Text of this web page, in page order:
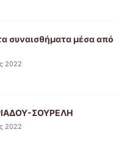
συναισθήματα μέσα από
2022
ΣΟΥΡΕΛΗ
2022